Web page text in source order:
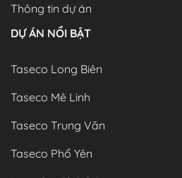
Thông tin dự án
DỰ ÁN NỔI BẬT
Taseco Long Biên
Taseco Mê Linh
Taseco Trung Văn
Taseco Phổ Yên